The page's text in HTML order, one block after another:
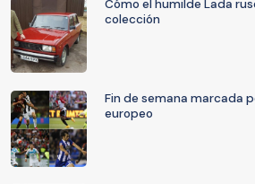
Cómo el humilde Lada
colección
Fin de semana marcada
europeo